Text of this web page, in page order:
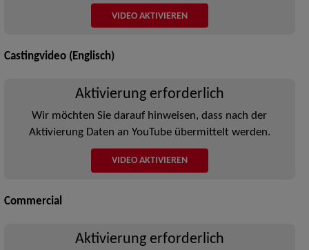
VIDEO AKTIVIEREN
Castingvideo (Englisch)
Aktivierung erforderlich
Wir möchten Sie darauf hinweisen, dass nach der
Aktivierung Daten an YouTube übermittelt werden.
VIDEO AKTIVIEREN
Commercial
Aktivierung erforderlich